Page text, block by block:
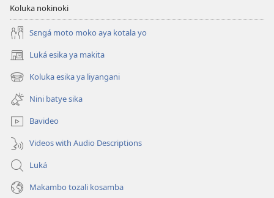
Koluka nokinoki
Sɛngá moto moko aya kotala yo
Luká esika ya makita
(fungolá
fenɛtrɛ
mosusu)
Koluka esika ya liyangani
(fungolá
fenɛtrɛ
mosusu)
Nini batye sika
Bavideo
Videos with Audio Descriptions
Luká
Makambo tozali kosamba